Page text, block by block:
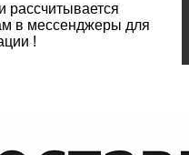
рассчитывается
в мессенджеры для
!